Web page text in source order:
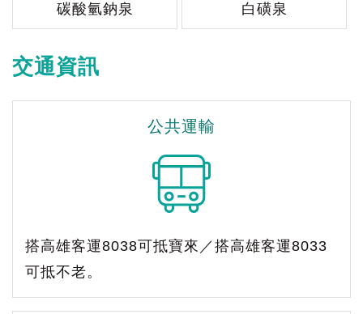
碳酸氫鈉泉 白磺泉
交通資訊
公共運輸
搭高雄客運8038可抵寶來／搭高雄客運8033
可抵不老。